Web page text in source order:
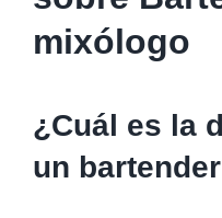
mixólogo
¿Cuál es la
un